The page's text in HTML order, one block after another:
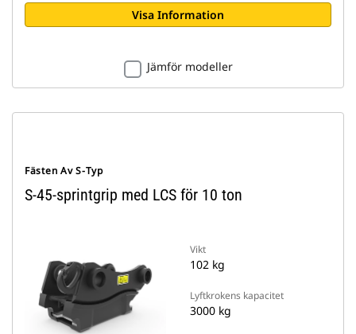
Visa Information
Jämför modeller
Fästen Av S-Typ
S-45-sprintgrip med LCS för 10 ton
Vikt
102 kg
Lyftkrokens kapacitet
3000 kg